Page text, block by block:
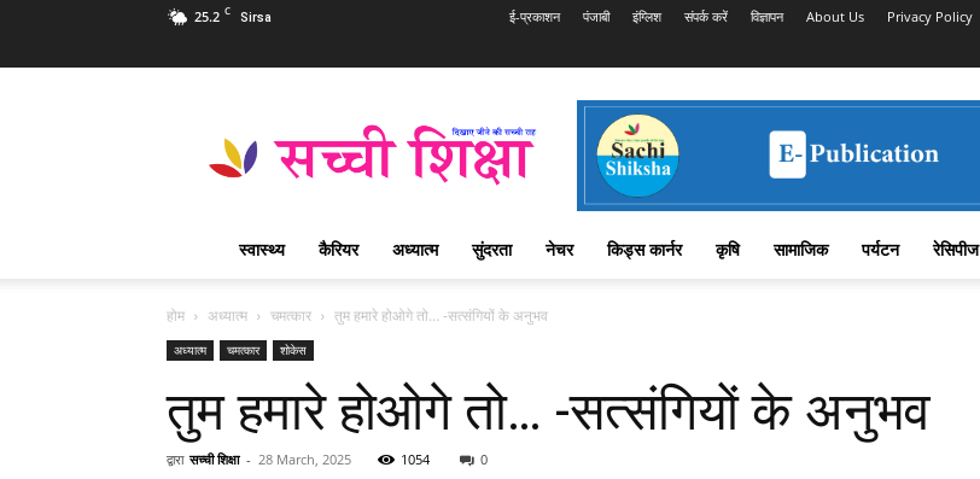
25.2 C Sirsa ई-प्रकाशन पंजाबी इंग्लिश संपर्क करें विज्ञापन About Us Privacy Policy
Shiksha
शिक्षा
पत्रिका
स्वास्थ्य कैरियर अध्यात्म सुंदरता नेचर किड्स कार्नर कृषि सामाजिक पर्यटन रेसिपीज
होम अध्यात्म चमत्कार तुम हमारे होओगे तो… -सत्संगियों के अनुभव
अध्यात्म चमत्कार शोकेस
तुम हमारे होओगे तो… -सत्संगियों के अनुभव
द्वारा सच्ची शिक्षा - 28 March, 2025 1054 0